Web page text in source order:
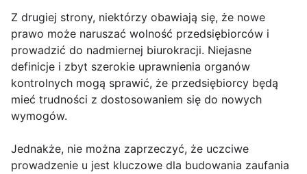
Z drugiej strony, niektórzy obawiają się, że nowe
prawo może naruszać wolność przedsiębiorców i
prowadzić do nadmiernej biurokracji. Niejasne
definicje i zbyt szerokie uprawnienia organów
kontrolnych mogą sprawić, że przedsiębiorcy będą
mieć trudności z dostosowaniem się do nowych
wymogów.
Jednakże, nie można zaprzeczyć, że uczciwe
prowadzenie u jest kluczowe dla budowania zaufania